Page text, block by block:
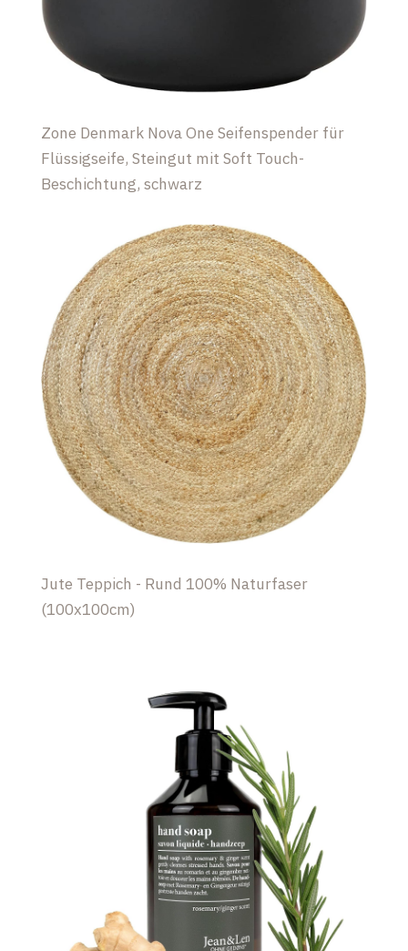
Zone Denmark Nova One Seifenspender für
Flüssigseife, Steingut mit Soft Touch-
Beschichtung, schwarz
Jute Teppich - Rund 100% Naturfaser
(100x100cm)